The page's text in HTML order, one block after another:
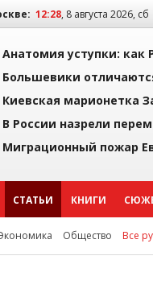
12:28, 8 августа 2026, сб
Анатомия уступки:
Большевики
Киевская марионетка
В России назрели
Миграционный пожар
СТАТЬИ КНИГИ
Общество Все